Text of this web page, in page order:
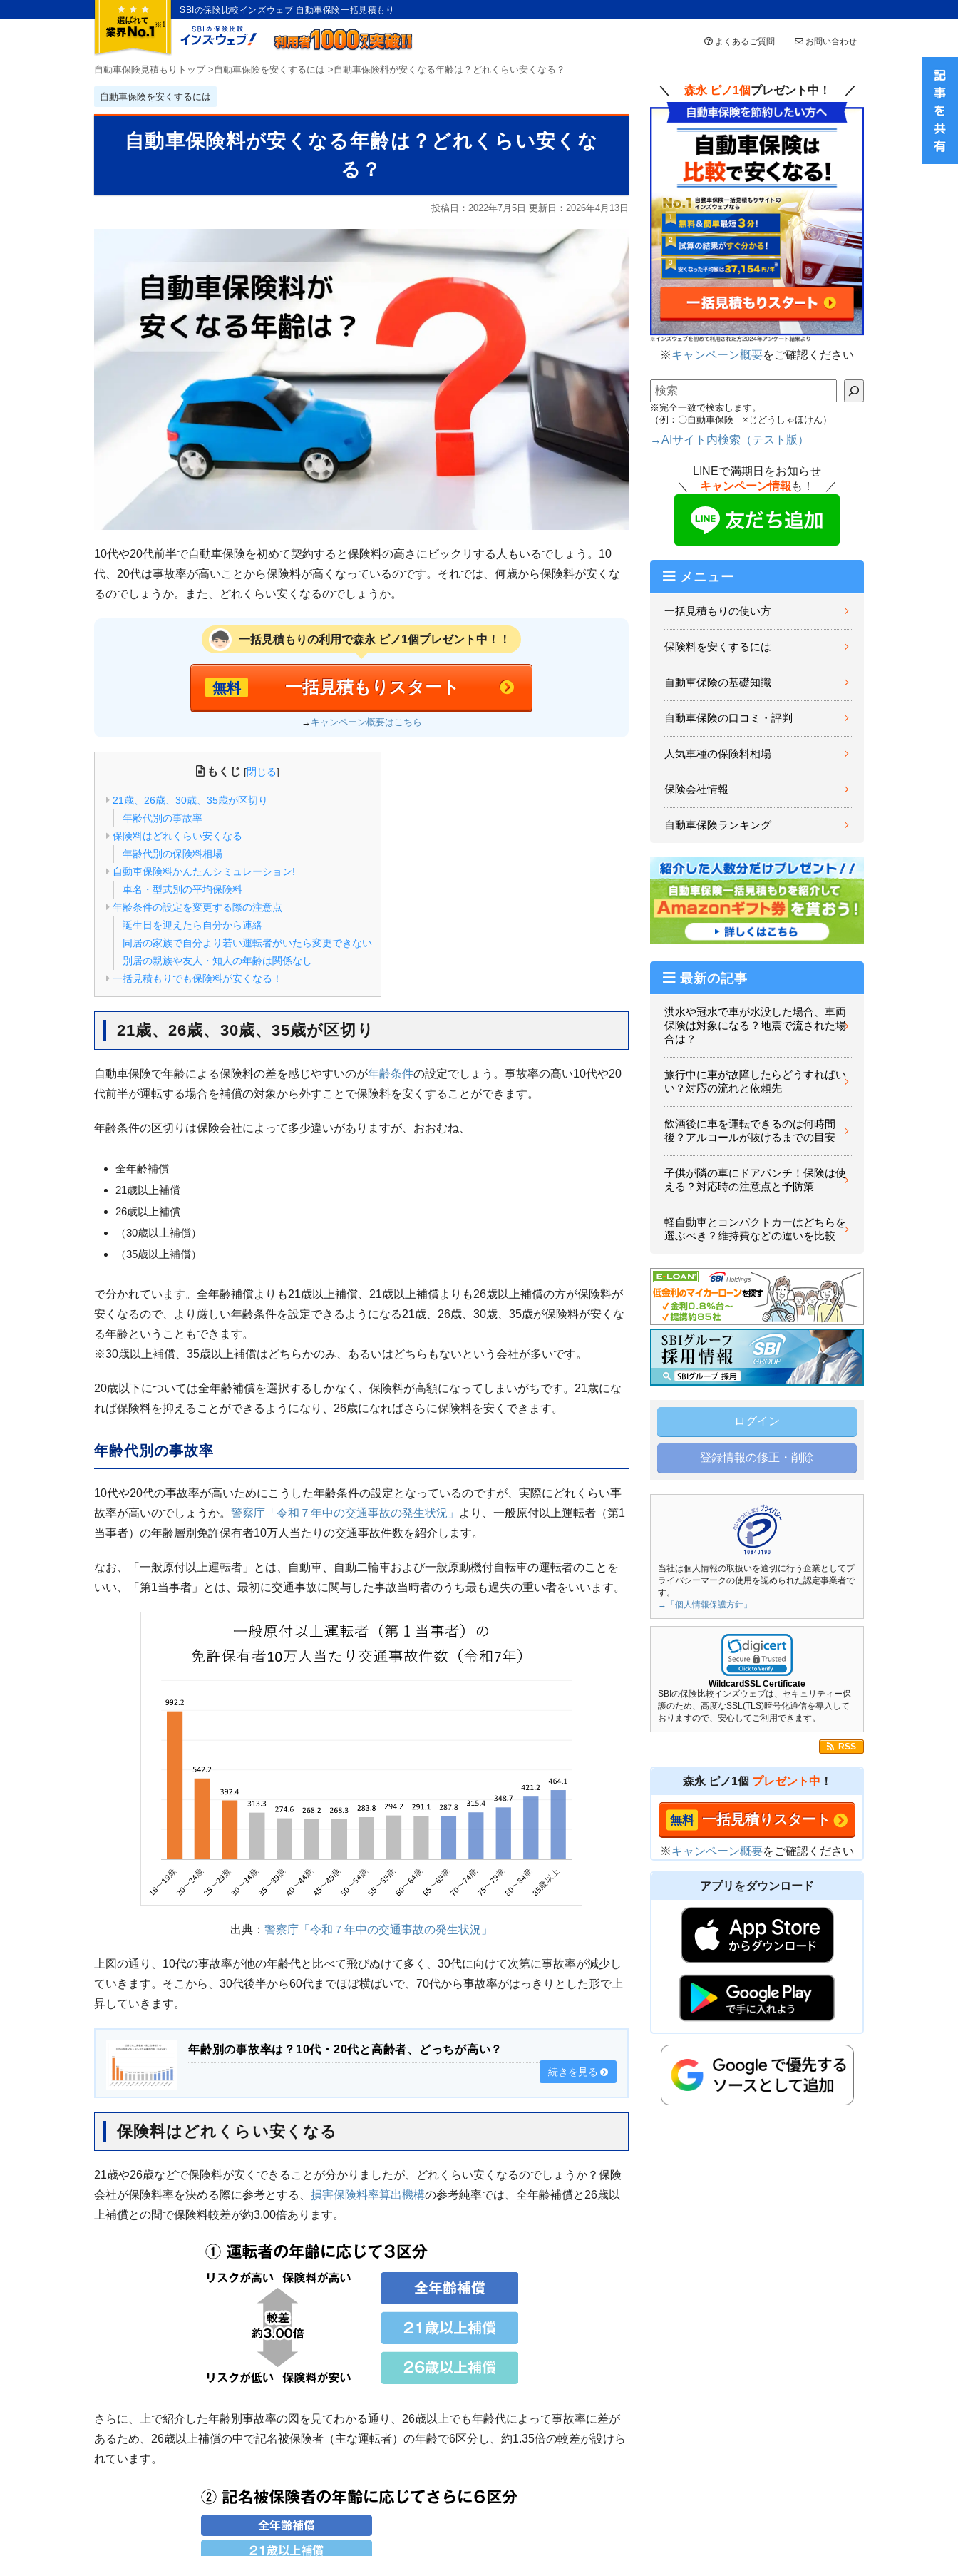
SBIの保険比較インズウェブ 自動車保険一括見積もり
よくあるご質問 お問い合わせ
自動車保険見積もりトップ>自動車保険を安くするには >自動車保険料が安くなる年齢は？どれくらい安くなる？
自動車保険を安くするには
自動車保険料が安くなる年齢は？どれくらい安くな
る？
投稿日：2022年7月5日 更新日： 2026年4月13日
10代や20代前半で自動車保険を初めて契約すると保険料の高さにビックリする人もいるでしょう。10
代、20代は事故率が高いことから保険料が高くなっているのです。それでは、何歳から保険料が安くな
るのでしょうか。また、どれくらい安くなるのでしょうか。
一括見積もりの利用で森永 ピノ1個プレゼント中！！
無料 一括見積もりスタート
→ キャンペーン概要はこちら
もくじ [閉じる]
21歳、26歳、30歳、35歳が区切り
年齢代別の事故率
保険料はどれくらい安くなる
年齢代別の保険料相場
自動車保険料かんたんシミュレーション!
車名・型式別の平均保険料
年齢条件の設定を変更する際の注意点
誕生日を迎えたら自分から連絡
同居の家族で自分より若い運転者がいたら変更できない
別居の親族や友人・知人の年齢は関係なし
一括見積もりでも保険料が安くなる！
21歳、26歳、30歳、35歳が区切り
自動車保険で年齢による保険料の差を感じやすいのが年齢条件の設定でしょう。事故率の高い10代や20
代前半が運転する場合を補償の対象から外すことで保険料を安くすることができます。
年齢条件の区切りは保険会社によって多少違いがありますが、おおむね、
全年齢補償
21歳以上補償
26歳以上補償
（30歳以上補償）
（35歳以上補償）
で分かれています。全年齢補償よりも21歳以上補償、21歳以上補償よりも26歳以上補償の方が保険料が
安くなるので、より厳しい年齢条件を設定できるようになる21歳、26歳、30歳、35歳が保険料が安くな
る年齢ということもできます。
※30歳以上補償、35歳以上補償はどちらかのみ、あるいはどちらもないという会社が多いです。
20歳以下については全年齢補償を選択するしかなく、保険料が高額になってしまいがちです。21歳にな
れば保険料を抑えることができるようになり、26歳になればさらに保険料を安くできます。
年齢代別の事故率
10代や20代の事故率が高いためにこうした年齢条件の設定となっているのですが、実際にどれくらい事
故率が高いのでしょうか。 警察庁「令和７年中の交通事故の発生状況」
より、一般原付以上運転者（第1
当事者）の年齢層別免許保有者10万人当たりの交通事故件数を紹介します。
なお、「一般原付以上運転者」とは、自動車、自動二輪車および一般原動機付自転車の運転者のことを
いい、「第1当事者」とは、最初に交通事故に関与した事故当時者のうち最も過失の重い者をいいます。
出典： 警察庁「令和７年中の交通事故の発生状況」
上図の通り、10代の事故率が他の年齢代と比べて飛びぬけて多く、30代に向けて次第に事故率が減少し
ていきます。そこから、30代後半から60代までほぼ横ばいで、70代から事故率がはっきりとした形で上
昇していきます。
年齢別の事故率は？10代・20代と高齢者、どっちが高い？
続きを見る
保険料はどれくらい安くなる
21歳や26歳などで保険料が安くできることが分かりましたが、どれくらい安くなるのでしょうか？保険
会社が保険料率を決める際に参考とする、 損害保険料率算出機構の参考純率では、全年齢補償と26歳以
上補償との間で保険料較差が約3.00倍あります。
さらに、上で紹介した年齢別事故率の図を見てわかる通り、26歳以上でも年齢代によって事故率に差が
あるため、26歳以上補償の中で記名被保険者（主な運転者）の年齢で6区分し、約1.35倍の較差が設けら
れています。
＼ 森永 ピノ1個プレゼント中！ ／
※キャンペーン概要をご確認ください
検索
※完全一致で検索します。
（例：〇自動車保険 ×じどうしゃほけん）
→AIサイト内検索（テスト版）
LINEで満期日をお知らせ
＼ キャンペーン情報 も！ ／
メニュー
一括見積もりの使い方
保険料を安くするには
自動車保険の基礎知識
自動車保険の口コミ・評判
人気車種の保険料相場
保険会社情報
自動車保険ランキング
最新の記事
洪水や冠水で車が水没した場合、車両
保険は対象になる？地震で流された場
合は？
旅行中に車が故障したらどうすればい
い？対応の流れと依頼先
飲酒後に車を運転できるのは何時間
後？アルコールが抜けるまでの目安
子供が隣の車にドアパンチ！保険は使
える？対応時の注意点と予防策
軽自動車とコンパクトカーはどちらを
選ぶべき？維持費などの違いを比較
ログイン
登録情報の修正・削除
当社は個人情報の取扱いを適切に行う企業としてプ
ライバシーマークの使用を認められた認定事業者で
す。
→「個人情報保護方針」
WildcardSSL Certificate
SBIの保険比較インズウェブは、セキュリティー保
護のため、高度なSSL(TLS)暗号化通信を導入して
おりますので、安心してご利用できます。
RSS
森永 ピノ1個 プレゼント中 ！
一括見積りスタート
※キャンペーン概要をご確認ください
アプリをダウンロード